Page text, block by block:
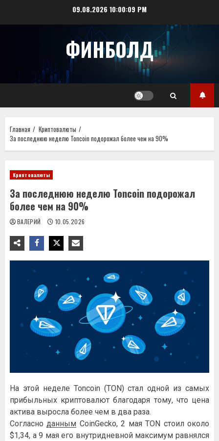
09.08.2026 10:00:09 PM
ФИНБОЛД
Главная
Криптовалюты
За последнюю неделю Toncoin подорожал более чем на 90%
Криптовалюты
За последнюю неделю Toncoin подорожал
более чем на 90%
ВАЛЕРИЙ 10.05.2026
На этой неделе Toncoin (TON) стал одной из самых
прибыльных криптовалют благодаря тому, что цена
актива выросла более чем в два раза.
Согласноданным CoinGecko, 2 мая TON стоил около
$1,34, а 9 мая его внутридневной максимум равнялся